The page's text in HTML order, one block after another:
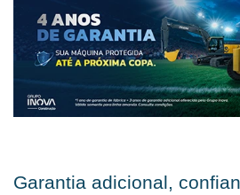
Garantia adicional,